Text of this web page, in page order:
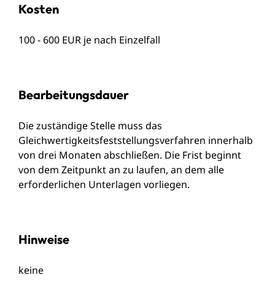
Kosten
100 - 600 EUR je nach Einzelfall
Bearbeitungsdauer
Die zuständige Stelle muss das
Gleichwertigkeitsfeststellungsverfahren innerhalb
von drei Monaten abschließen. Die Frist beginnt
von dem Zeitpunkt an zu laufen, an dem alle
erforderlichen Unterlagen vorliegen.
Hinweise
keine